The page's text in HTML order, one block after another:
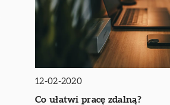
12-02-2020
Co ułatwi pracę zdalną?